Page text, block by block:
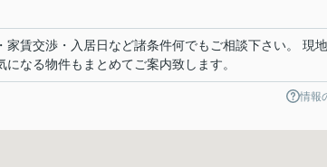
賃交渉・入居日など諸条件何でもご相談下さい。 現
なる物件もまとめてご案内致します。
情報